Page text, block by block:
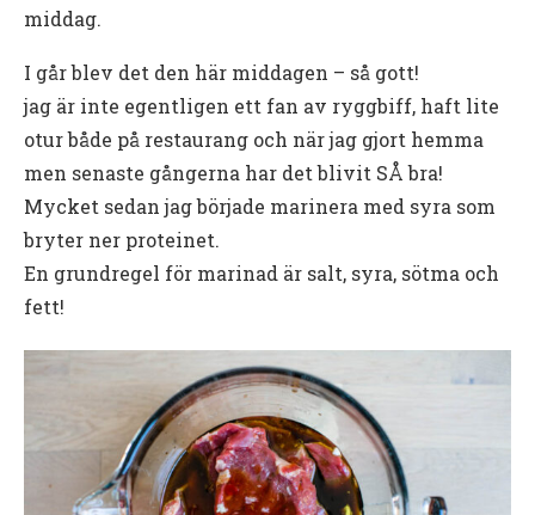
middag.
I går blev det den här middagen – så gott!
jag är inte egentligen ett fan av ryggbiff, haft lite
otur både på restaurang och när jag gjort hemma
men senaste gångerna har det blivit SÅ bra!
Mycket sedan jag började marinera med syra som
bryter ner proteinet.
En grundregel för marinad är salt, syra, sötma och
fett!